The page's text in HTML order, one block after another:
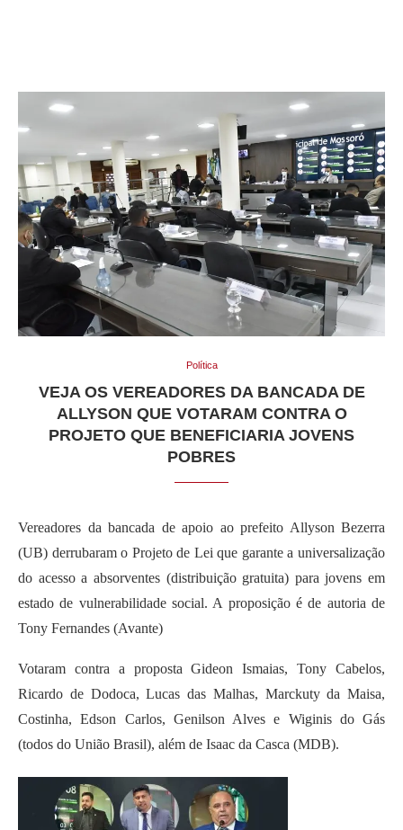
Política
VEJA OS VEREADORES DA BANCADA DE
ALLYSON QUE VOTARAM CONTRA O
PROJETO QUE BENEFICIARIA JOVENS
POBRES
Vereadores da bancada de apoio ao prefeito Allyson Bezerra
(UB) derrubaram o Projeto de Lei que garante a universalização
do acesso a absorventes (distribuição gratuita) para jovens em
estado de vulnerabilidade social. A proposição é de autoria de
Tony Fernandes (Avante)
Votaram contra a proposta Gideon Ismaias, Tony Cabelos,
Ricardo de Dodoca, Lucas das Malhas, Marckuty da Maisa,
Costinha, Edson Carlos, Genilson Alves e Wiginis do Gás
(todos do União Brasil), além de Isaac da Casca (MDB).